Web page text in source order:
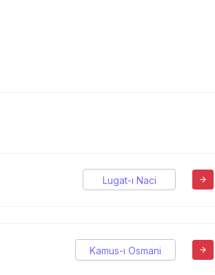
Lugat-ı Naci
Kamus-ı Osmani